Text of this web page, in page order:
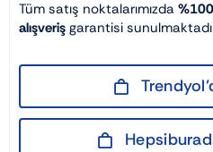
Tüm satış noktalarımızda
alışveriş garantisi